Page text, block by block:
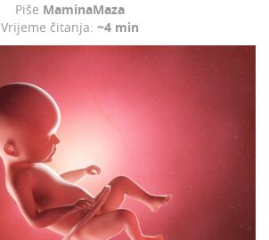
Piše MaminaMaza
Vrijeme čitanja: ~4 min